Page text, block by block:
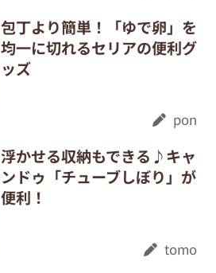
包丁より簡単！「ゆで卵」を
均一に切れるセリアの便利グ
ッズ
pon
浮かせる収納もできる♪キャ
ンドゥ「チューブしぼり」が
便利！
tomo